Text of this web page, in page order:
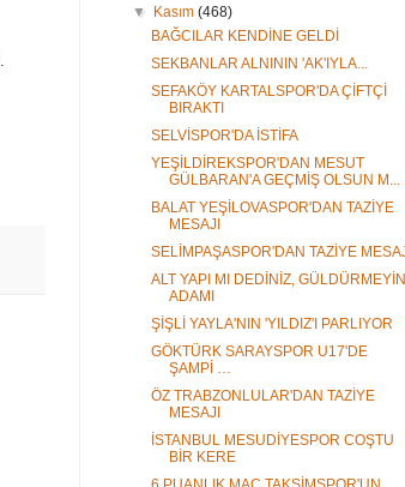
▼
Kasım(468)
BAĞCILAR KENDİNE GELDİ
SEKBANLAR ALNININ 'AK'IYLA...
SEFAKÖY KARTALSPOR'DA ÇİFTÇİ
BIRAKTI
SELVİSPOR'DA İSTİFA
YEŞİLDİREKSPOR'DAN MESUT
GÜLBARAN'A GEÇMİŞ OLSUN M...
BALAT YEŞİLOVASPOR'DAN TAZİYE
MESAJI
SELİMPAŞASPOR'DAN TAZİYE
ALT YAPI MI DEDİNİZ, GÜLDÜRMEYİN
ADAMI
ŞİŞLİ YAYLA'NIN 'YILDIZ'I PARLIYOR
GÖKTÜRK SARAYSPOR U17'DE
ŞAMPİ …
ÖZ TRABZONLULAR'DAN TAZİYE
MESAJI
İSTANBUL MESUDİYESPOR COŞTU
BİR KERE